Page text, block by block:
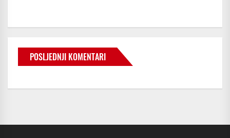
POSLJEDNJI KOMENTARI